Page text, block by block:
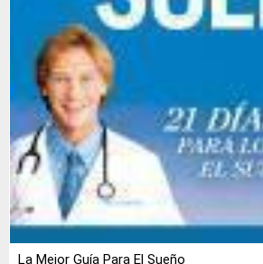
La Mejor Guía Para El Sueño